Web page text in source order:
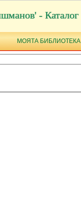
- Каталог
МОЯТА БИБЛИОТЕКА